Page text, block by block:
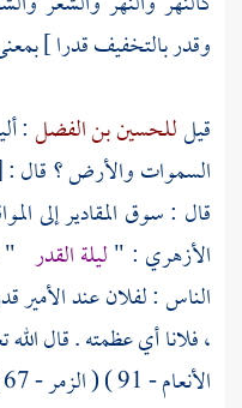
وقدر بالتخفيف قدرا ]
قيلللحسين بن الفضل:
السموات والأرض ؟ قال : [
قال : سوق المقادير إلى
الأزهري : "ليلة القدر "
الناس : لفلان عند
، فلانا أي عظمته . قال الله
الأنعام - 91 ) ( الزمر - 67 ) أي ما عظموه حق تعظيمه .